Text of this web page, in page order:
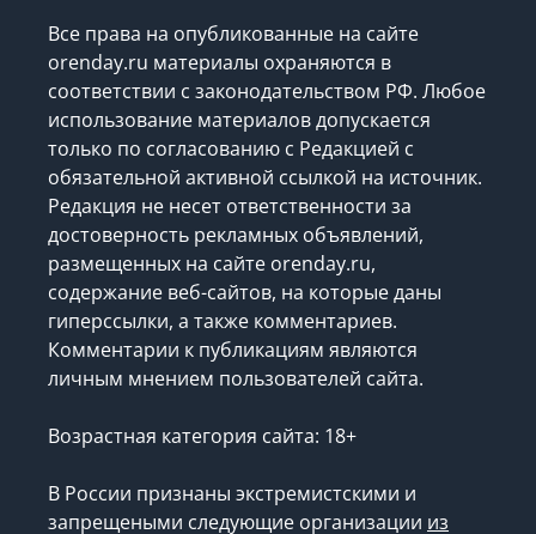
Все права на опубликованные на сайте
orenday.ru материалы охраняются в
соответствии с законодательством РФ. Любое
использование материалов допускается
только по согласованию с Редакцией с
обязательной активной ссылкой на источник.
Редакция не несет ответственности за
достоверность рекламных объявлений,
размещенных на сайте orenday.ru,
содержание веб-сайтов, на которые даны
гиперссылки, а также комментариев.
Комментарии к публикациям являются
личным мнением пользователей сайта.
Возрастная категория сайта: 18+
В России признаны экстремистскими и
запрещеными следующие организации из